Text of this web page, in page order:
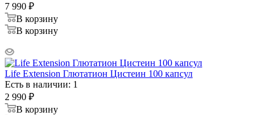
7 990 ₽
В корзину
В корзину
Life Extension Глютатион Цистеин 100 капсул
Есть в наличии: 1
2 990 ₽
В корзину